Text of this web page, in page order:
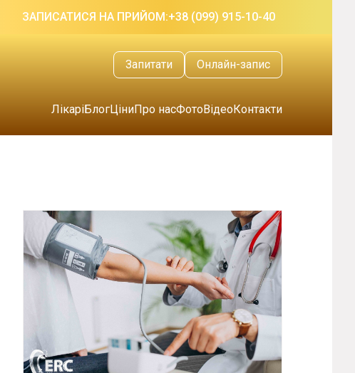
ЗАПИСАТИСЯ НА ПРИЙОМ:+38 (099) 915-10-40
Запитати Онлайн-запис
ЛікаріБлогЦіниПро насФотоВідеоКонтакти